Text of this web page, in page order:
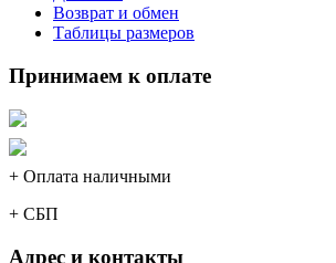
Возврат и обмен
Таблицы размеров
Принимаем к оплате
+ Оплата наличными
+ СБП
Адрес и контакты